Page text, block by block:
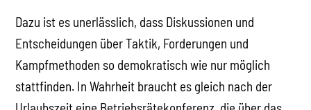
Dazu ist es unerlässlich, dass Diskussionen und
Entscheidungen über Taktik, Forderungen und
Kampfmethoden so demokratisch wie nur möglich
stattfinden. In Wahrheit braucht es gleich nach der